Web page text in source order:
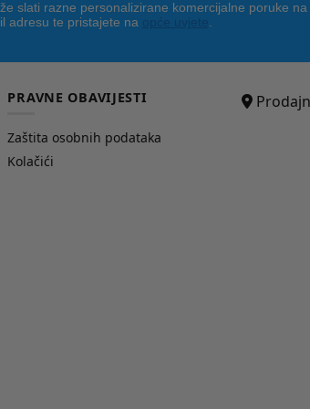
slati razne personalizirane komercijalne poruke na
adresu te pristajete na
.
PRAVNE OBAVIJESTI
Zaštita osobnih podataka
Kolačići